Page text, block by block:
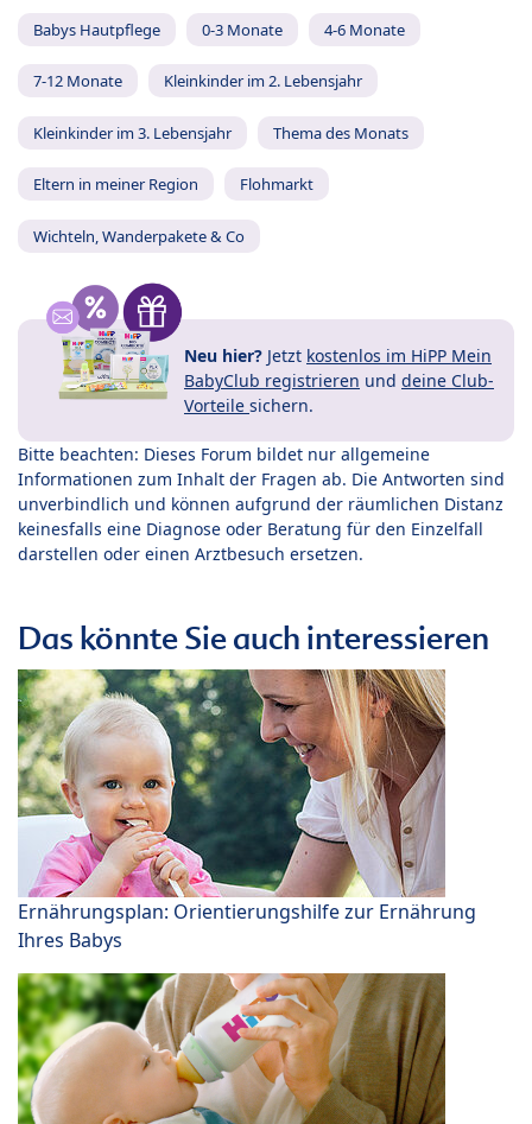
Babys Hautpflege 0-3 Monate 4-6 Monate
7-12 Monate Kleinkinder im 2. Lebensjahr
Kleinkinder im 3. Lebensjahr Thema des Monats
Eltern in meiner Region Flohmarkt
Wichteln, Wanderpakete & Co
Neu hier? Jetzt kostenlos im HiPP Mein
BabyClub registrieren und deine Club-
Vorteile sichern.
Bitte beachten: Dieses Forum bildet nur allgemeine
Informationen zum Inhalt der Fragen ab. Die Antworten sind
unverbindlich und können aufgrund der räumlichen Distanz
keinesfalls eine Diagnose oder Beratung für den Einzelfall
darstellen oder einen Arztbesuch ersetzen.
Das könnte Sie auch interessieren
Ernährungsplan: Orientierungshilfe zur Ernährung
Ihres Babys